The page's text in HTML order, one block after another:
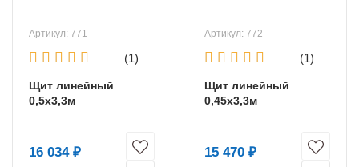
Артикул: 771
(1)
Щит линейный
0,5х3,3м
16 034 ₽
Артикул: 772
(1)
Щит линейный
0,45х3,3м
15 470 ₽